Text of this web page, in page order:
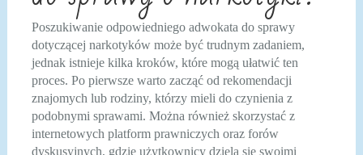
Poszukiwanie odpowiedniego adwokata do sprawy
dotyczącej narkotyków może być trudnym zadaniem,
jednak istnieje kilka kroków, które mogą ułatwić ten
proces. Po pierwsze warto zacząć od rekomendacji
znajomych lub rodziny, którzy mieli do czynienia z
podobnymi sprawami. Można również skorzystać z
internetowych platform prawniczych oraz forów
dyskusyjnych, gdzie użytkownicy dzielą się swoimi